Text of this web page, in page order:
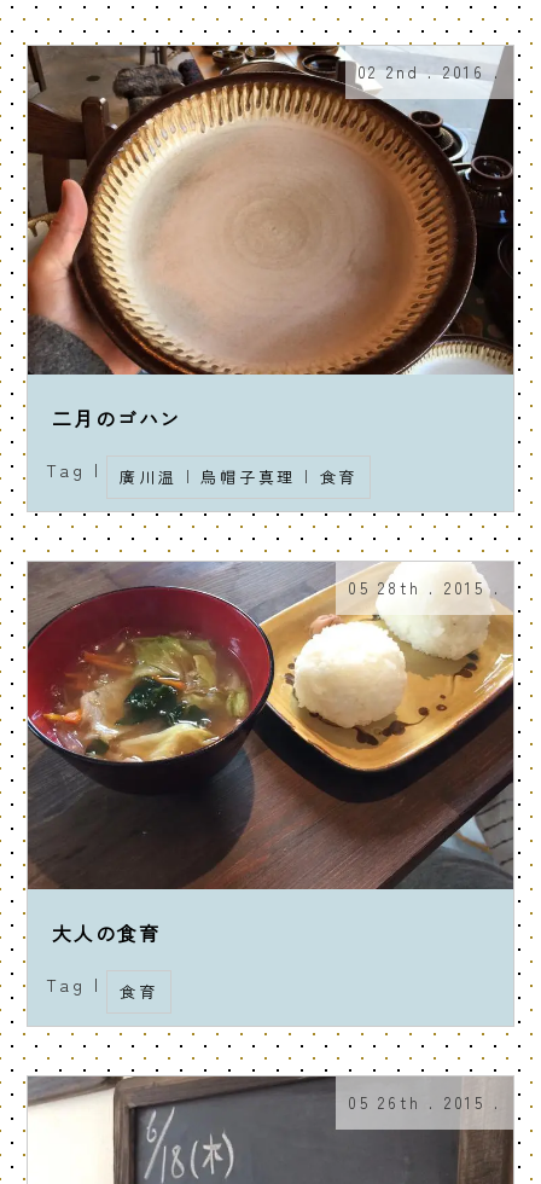
02 2nd . 2016 .
二月のゴハン
Tag | 廣川温 | 烏帽子真理 | 食育
05 28th . 2015 .
大人の食育
Tag | 食育
05 26th . 2015 .